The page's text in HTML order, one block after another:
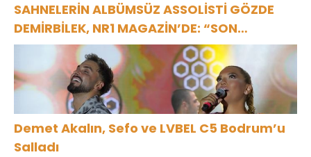
SAHNELERİN ALBÜMSÜZ ASSOLİSTİ GÖZDE
DEMİRBİLEK, NR1 MAGAZİN’DE: “SON
ASSOLİST OLARAK VAR OLACAĞIM!”
Demet Akalın, Sefo ve LVBEL C5 Bodrum’u
Salladı